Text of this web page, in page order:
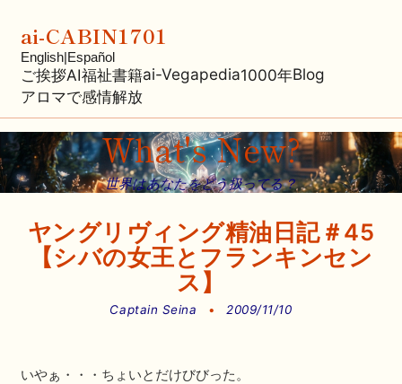
ai-CABIN1701
English|Español
ご挨拶AI福祉書籍ai-Vegapedia1000年Blog
アロマで感情解放
What's New?
世界はあなたをどう扱ってる？
ヤングリヴィング精油日記＃45
【シバの女王とフランキンセン
ス】
Captain Seina • 2009/11/10
いやぁ・・・ちょいとだけびびった。